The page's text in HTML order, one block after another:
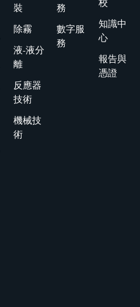
裝
除霧
液-液分
離
反應器
技術
機械技
術
務
數字服
務
知識中
心
報告與
憑證